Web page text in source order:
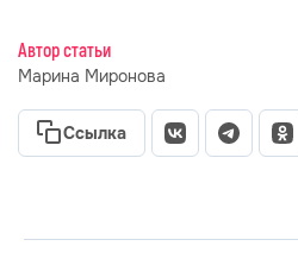
Автор статьи
Марина Миронова
Ссылка